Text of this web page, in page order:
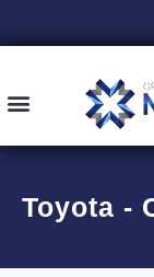
Toyota -